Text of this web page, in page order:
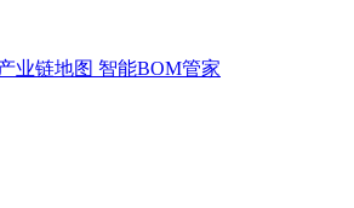
业链地图 智能BOM管家